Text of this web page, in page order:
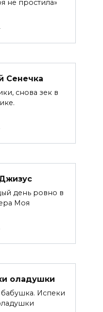
не простила»
Сенечка
снова зек в
день ровно в
Моя
оладушки
Испеки